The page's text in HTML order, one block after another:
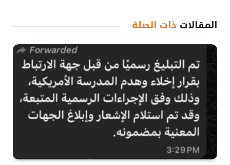
المقالات ذات الصلة